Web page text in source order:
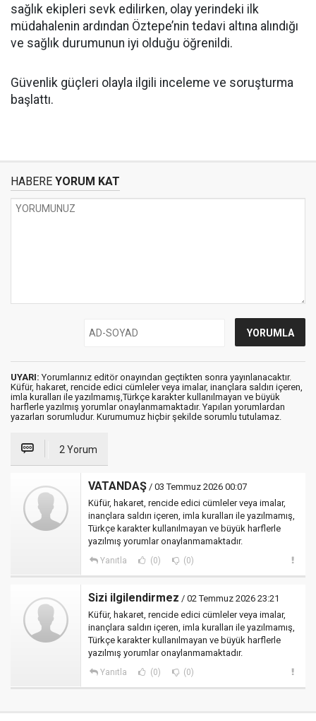
sağlık ekipleri sevk edilirken, olay yerindeki ilk
müdahalenin ardından Öztepe’nin tedavi altına alındığı
ve sağlık durumunun iyi olduğu öğrenildi.
Güvenlik güçleri olayla ilgili inceleme ve soruşturma
başlattı.
HABERE YORUM KAT
UYARI: Yorumlarınız editör onayından geçtikten sonra yayınlanacaktır.
Küfür, hakaret, rencide edici cümleler veya imalar, inançlara saldırı içeren,
imla kuralları ile yazılmamış,Türkçe karakter kullanılmayan ve büyük
harflerle yazılmış yorumlar onaylanmamaktadır. Yapılan yorumlardan
yazarları sorumludur. Kurumumuz hiçbir şekilde sorumlu tutulamaz.
2 Yorum
VATANDAŞ / 03 Temmuz 2026 00:07
Küfür, hakaret, rencide edici cümleler veya imalar,
inançlara saldırı içeren, imla kuralları ile yazılmamış,
Türkçe karakter kullanılmayan ve büyük harflerle
yazılmış yorumlar onaylanmamaktadır.
Yanıtla (0) (0)
Sizi ilgilendirmez / 02 Temmuz 2026 23:21
Küfür, hakaret, rencide edici cümleler veya imalar,
inançlara saldırı içeren, imla kuralları ile yazılmamış,
Türkçe karakter kullanılmayan ve büyük harflerle
yazılmış yorumlar onaylanmamaktadır.
Yanıtla (0) (0)